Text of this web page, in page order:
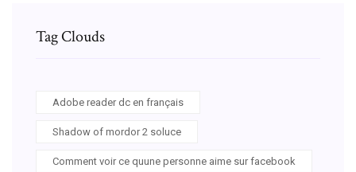
Tag Clouds
Adobe reader dc en français
Shadow of mordor 2 soluce
Comment voir ce quune personne aime sur facebook